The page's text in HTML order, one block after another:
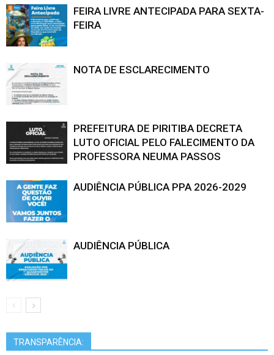
FEIRA LIVRE ANTECIPADA PARA SEXTA-
FEIRA
NOTA DE ESCLARECIMENTO
PREFEITURA DE PIRITIBA DECRETA
LUTO OFICIAL PELO FALECIMENTO DA
PROFESSORA NEUMA PASSOS
AUDIÊNCIA PÚBLICA PPA 2026-2029
AUDIÊNCIA PÚBLICA
TRANSPARÊNCIA: